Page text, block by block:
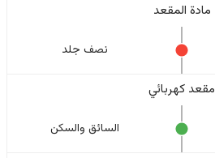
مادة المقعد
نصف جلد
مقعد كهربائي
السائق والسکن